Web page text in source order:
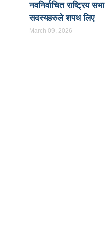
धनी छः मन्त्री तामाङ
मन्त्री तामाङ
१६
पर्यटन
नेता कार्यकर्तालाई
आवश्यक नीति, कानुन बनाउने
सञ्चालक सदस्यमा नियुक्त
सहकार्य गरी नीतिगत सुधार
नवनिर्वाचित राष्ट्रिय सभा
सदस्यहरुले शपथ लिए
March 09, 2026